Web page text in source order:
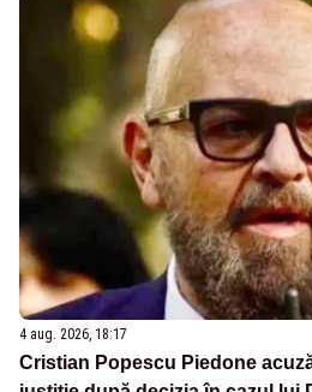
4 aug. 2026, 18:17
Cristian Popescu Piedone